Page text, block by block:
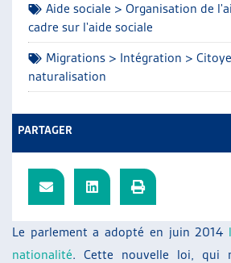
L’ASSOCIATION
PROJETS ET ACTIVITÉS
JOURNÉES D’AUTOMNE
Le parlement a adopté en juin 2014
nationalité. Cette nouvelle loi, qui
Aide sociale > Organisation de
cadre sur l'aide sociale
Migrations > Intégration >
naturalisation
PARTAGER